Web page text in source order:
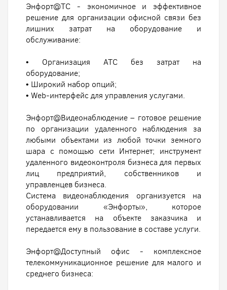
Энфорт@ТС - экономичное и эффективное
решение для организации офисной связи без
лишних затрат на оборудование и
обслуживание:
• Организация АТС без затрат на
оборудование;
• Широкий набор опций;
• Web-интерфейс для управления услугами.
Энфорт@Видеонаблюдение – готовое решение
по организации удаленного наблюдения за
любыми объектами из любой точки земного
шара с помощью сети Интернет; инструмент
удаленного видеоконтроля бизнеса для первых
лиц предприятий, собственников и
управленцев бизнеса.
Система видеонаблюдения организуется на
оборудовании «Энфорты», которое
устанавливается на объекте заказчика и
передается ему в пользование в составе услуги.
Энфорт@Доступный офис - комплексное
телекоммуникационное решение для малого и
среднего бизнеса: